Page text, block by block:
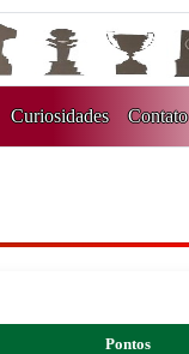
Curiosidades Contato
Pontos